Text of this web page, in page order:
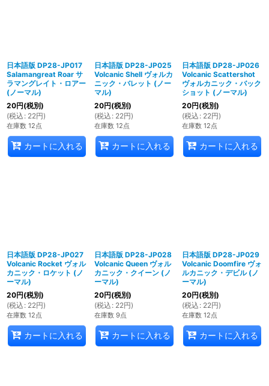
日本語版 DP28-JP017
Salamangreat Roar サ
ラマングレイト・ロアー
(ノーマル)
20円(税別)
(税込 : 22円)
在庫数 12点
カートに入れる
日本語版 DP28-JP025
Volcanic Shell ヴォルカ
ニック・バレット (ノー
マル)
20円(税別)
(税込 : 22円)
在庫数 12点
カートに入れる
日本語版 DP28-JP026
Volcanic Scattershot
ヴォルカニック・バック
ショット (ノーマル)
20円(税別)
(税込 : 22円)
在庫数 12点
カートに入れる
日本語版 DP28-JP027
Volcanic Rocket ヴォル
カニック・ロケット (ノ
ーマル)
20円(税別)
(税込 : 22円)
在庫数 12点
カートに入れる
日本語版 DP28-JP028
Volcanic Queen ヴォル
カニック・クイーン (ノ
ーマル)
20円(税別)
(税込 : 22円)
在庫数 9点
カートに入れる
日本語版 DP28-JP029
Volcanic Doomfire ヴォ
ルカニック・デビル (ノ
ーマル)
20円(税別)
(税込 : 22円)
在庫数 12点
カートに入れる